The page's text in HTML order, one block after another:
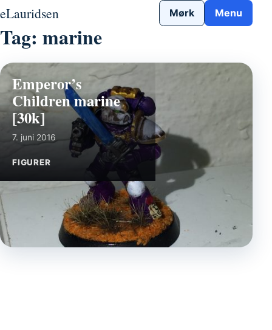
Gå til indhold
eLauridsen Mørk Menu
Tag: marine
Emperor’s
Children marine
[30k]
7. juni 2016
FIGURER